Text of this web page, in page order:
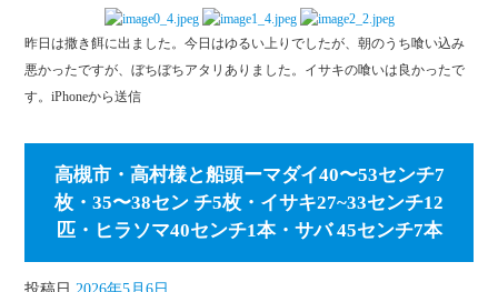
ok
tte
r
昨日は撒き餌に出ました。今日はゆるい上りでしたが、朝のうち喰い込み
悪かったですが、ぼちぼちアタリありました。イサキの喰いは良かったで
す。iPhoneから送信
高槻市・高村様と船頭ーマダイ40〜53センチ7
枚・35〜38セン チ5枚・イサキ27~33センチ12
匹・ヒラソマ40センチ1本・サバ 45センチ7本